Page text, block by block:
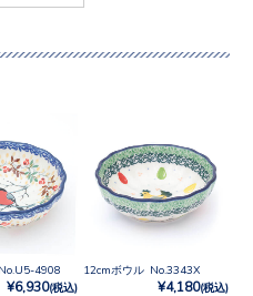
4908
¥6,930(税込)
12cmボウル No.3343X
¥4,180(税込)